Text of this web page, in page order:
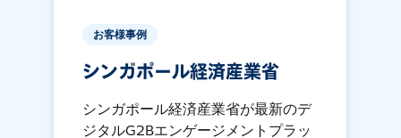
お客様事例
シンガポール経済産業省
シンガポール経済産業省が最新のデ
ジタルG2Bエンゲージメントプラッ